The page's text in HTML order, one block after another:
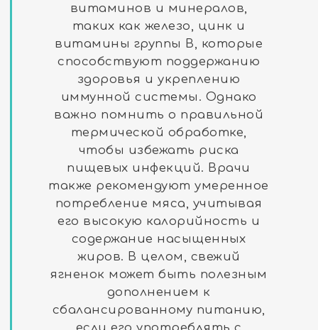
витаминов и минералов,
таких как железо, цинк и
витамины группы B, которые
способствуют поддержанию
здоровья и укреплению
иммунной системы. Однако
важно помнить о правильной
термической обработке,
чтобы избежать риска
пищевых инфекций. Врачи
также рекомендуют умеренное
потребление мяса, учитывая
его высокую калорийность и
содержание насыщенных
жиров. В целом, свежий
ягненок может быть полезным
дополнением к
сбалансированному питанию,
если его употреблять с